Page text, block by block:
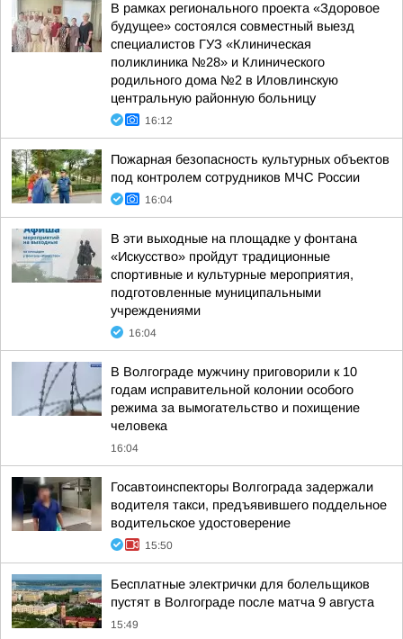
В рамках регионального проекта «Здоровое
будущее» состоялся совместный выезд
специалистов ГУЗ «Клиническая
поликлиника №28» и Клинического
родильного дома №2 в Иловлинскую
центральную районную больницу
16:12
Пожарная безопасность культурных объектов
под контролем сотрудников МЧС России
16:04
В эти выходные на площадке у фонтана
«Искусство» пройдут традиционные
спортивные и культурные мероприятия,
подготовленные муниципальными
учреждениями
16:04
В Волгограде мужчину приговорили к 10
годам исправительной колонии особого
режима за вымогательство и похищение
человека
16:04
Госавтоинспекторы Волгограда задержали
водителя такси, предъявившего поддельное
водительское удостоверение
15:50
Бесплатные электрички для болельщиков
пустят в Волгограде после матча 9 августа
15:49